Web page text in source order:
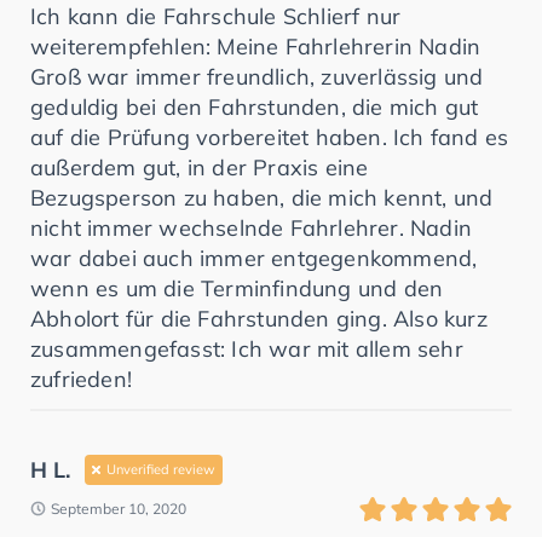
Ich kann die Fahrschule Schlierf nur
weiterempfehlen: Meine Fahrlehrerin Nadin
Groß war immer freundlich, zuverlässig und
geduldig bei den Fahrstunden, die mich gut
auf die Prüfung vorbereitet haben. Ich fand es
außerdem gut, in der Praxis eine
Bezugsperson zu haben, die mich kennt, und
nicht immer wechselnde Fahrlehrer. Nadin
war dabei auch immer entgegenkommend,
wenn es um die Terminfindung und den
Abholort für die Fahrstunden ging. Also kurz
zusammengefasst: Ich war mit allem sehr
zufrieden!
H L. Unverified review
September 10, 2020